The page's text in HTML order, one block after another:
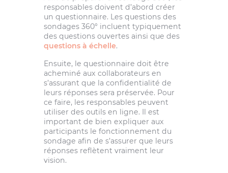
responsables doivent d’abord créer
un questionnaire. Les questions des
sondages 360° incluent typiquement
des questions ouvertes ainsi que des
questions à échelle.
Ensuite, le questionnaire doit être
acheminé aux collaborateurs en
s’assurant que la confidentialité de
leurs réponses sera préservée. Pour
ce faire, les responsables peuvent
utiliser des outils en ligne. Il est
important de bien expliquer aux
participants le fonctionnement du
sondage afin de s’assurer que leurs
réponses reflètent vraiment leur
vision.